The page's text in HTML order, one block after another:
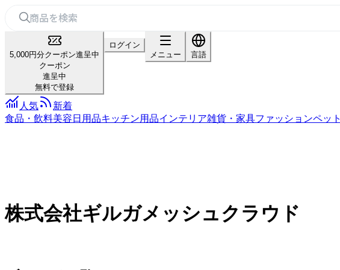
5,000円分クーポン進呈中
クーポン
進呈中
無料で登録
ログイン
メニュー
言語
人気
新着
食品・飲料美容 日用品キッチン用品インテリア雑貨・家具ファッションペット
株式会社ギルガメッシュクラウド